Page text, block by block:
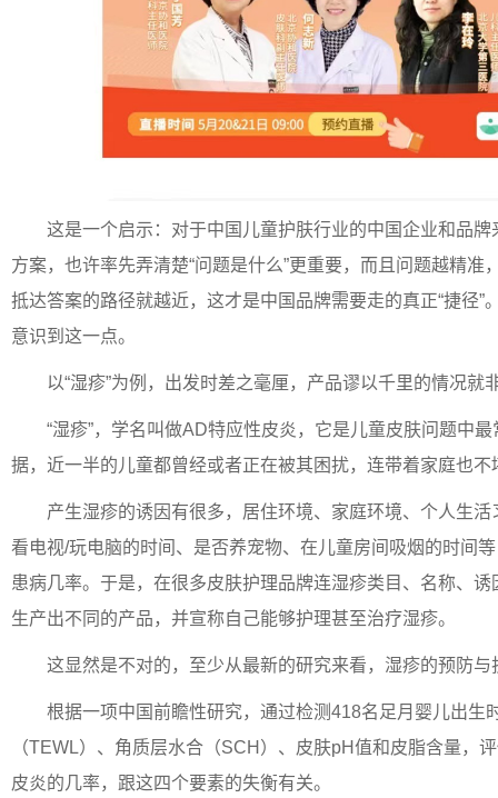
这是一个启示：对于中国儿童护肤行业的中国企业和品
方案，也许率先弄清楚“问题是什么”更重要，而且问题越精准
抵达答案的路径就越近，这才是中国品牌需要走的真正“捷径”
意识到这一点。
以“湿疹”为例，出发时差之毫厘，产品谬以千里的情况就
“湿疹”，学名叫做AD特应性皮炎，它是儿童皮肤问题中
据，近一半的儿童都曾经或者正在被其困扰，连带着家庭也不
产生湿疹的诱因有很多，居住环境、家庭环境、个人生
看电视/玩电脑的时间、是否养宠物、在儿童房间吸烟的时间
患病几率。于是，在很多皮肤护理品牌连湿疹类目、名称、
生产出不同的产品，并宣称自己能够护理甚至治疗湿疹。
这显然是不对的，至少从最新的研究来看，湿疹的预防
根据一项中国前瞻性研究，通过检测418名足月婴儿出生
（TEWL）、角质层水合（SCH）、皮肤pH值和皮脂含量，
皮炎的几率，跟这四个要素的失衡有关。